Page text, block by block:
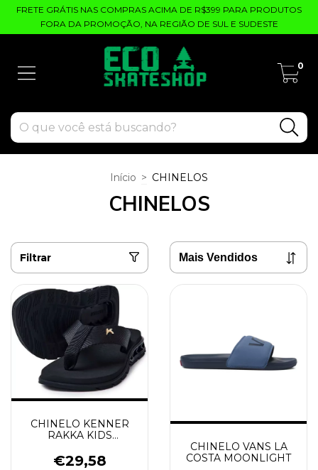
FRETE GRÁTIS NAS COMPRAS ACIMA DE R$399 PARA PRODUTOS
FORA DA PROMOÇÃO, NA REGIÃO DE SUL E SUDESTE
0
Início > CHINELOS
CHINELOS
Filtrar
CHINELO KENNER
RAKKA KIDS
€29,58
CHINELO VANS LA
COSTA MOONLIGHT